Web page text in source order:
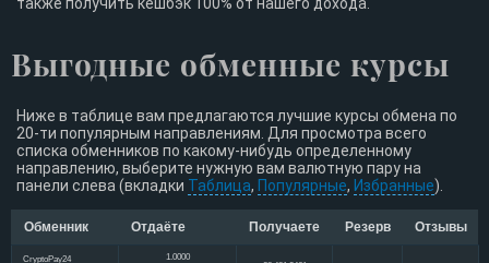
Выгодные обменные курсы
Ниже в таблице вам предлагаются лучшие курсы обмена по
20-ти популярным направлениям. Для просмотра всего
списка обменников по какому-нибудь определенному
направлению, выберите нужную вам валютную пару на
панели слева (вкладки Таблица, Популярные, Избранные).
Обменник Отдаёте Получаете Резерв Отзывы
CryptoPay24 1.0000